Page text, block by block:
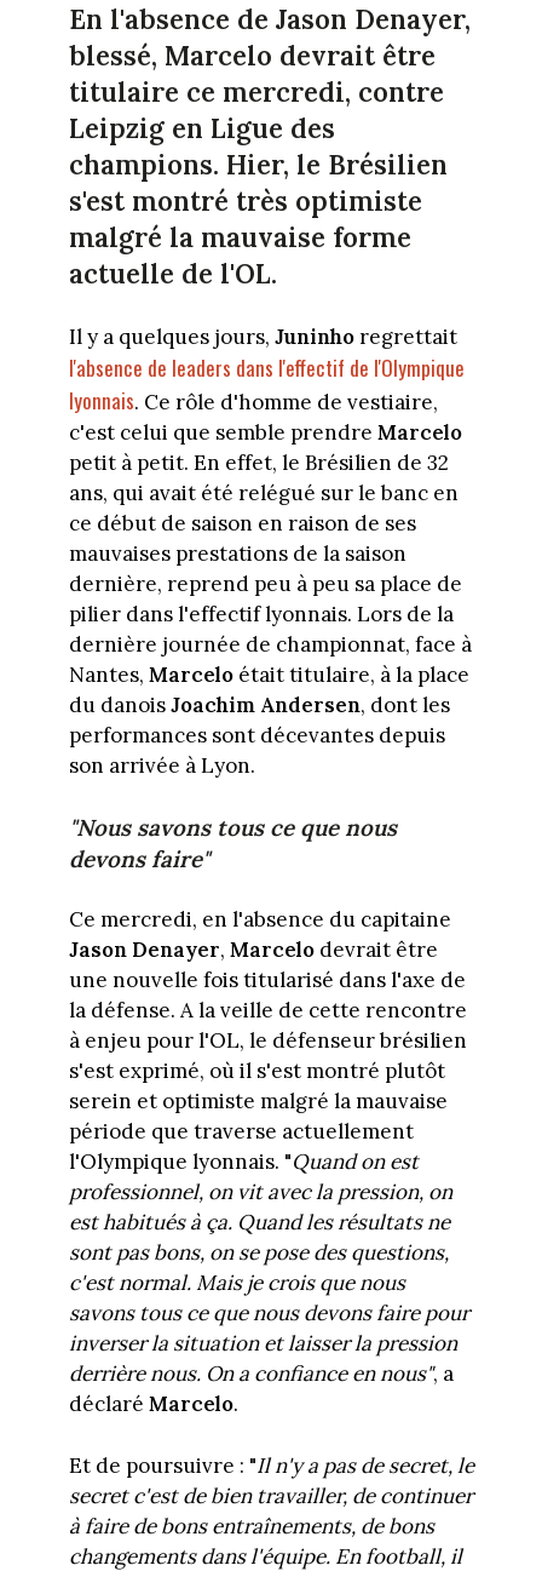
En l'absence de Jason Denayer,
blessé, Marcelo devrait être
titulaire ce mercredi, contre
Leipzig en Ligue des
champions. Hier, le Brésilien
s'est montré très optimiste
malgré la mauvaise forme
actuelle de l'OL.
Il y a quelques jours, Juninhoregrettait
l'absence de leaders dans l'effectif de l'Olympique
lyonnais. Ce rôle d'homme de vestiaire,
c'est celui que semble prendre Marcelo
petit à petit. En effet, le Brésilien de 32
ans, qui avait été relégué sur le banc en
ce début de saison en raison de ses
mauvaises prestations de la saison
dernière, reprend peu à peu sa place de
pilier dans l'effectif lyonnais. Lors de la
dernière journée de championnat, face à
Nantes, Marceloétait titulaire, à la place
du danoisJoachim Andersen, dont les
performances sont décevantes depuis
son arrivée à Lyon.
"Nous savons tous ce que nous
devons faire"
Ce mercredi, en l'absence du capitaine
Jason Denayer, Marcelodevrait être
une nouvelle fois titularisé dans l'axe de
la défense. A la veille de cette rencontre
à enjeu pour l'OL, le défenseur brésilien
s'est exprimé, où il s'est montré plutôt
serein et optimiste malgré la mauvaise
période que traverse actuellement
l'Olympique lyonnais. "Quand on est
professionnel, on vit avec la pression, on
est habitués à ça. Quand les résultats ne
sont pas bons, on se pose des questions,
c'est normal. Mais je crois que nous
savons tous ce que nous devons faire pour
inverser la situation et laisser la pression
derrière nous. On a confiance en nous", a
déclaré Marcelo.
Et de poursuivre : "Il n'y a pas de secret, le
secret c'est de bien travailler, de continuer
à faire de bons entraînements, de bons
changements dans l'équipe. En football, il